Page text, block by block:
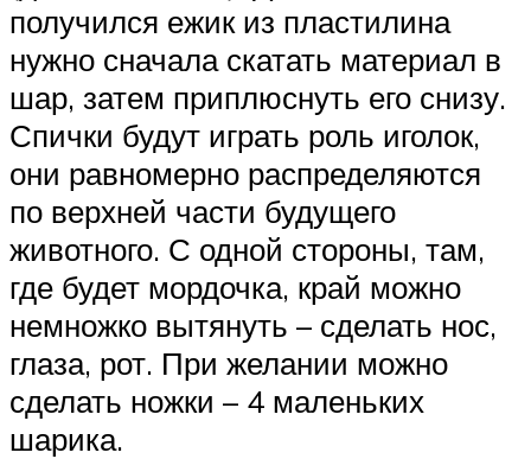
получился ежик из пластилина
нужно сначала скатать материал в
шар, затем приплюснуть его снизу.
Спички будут играть роль иголок,
они равномерно распределяются
по верхней части будущего
животного. С одной стороны, там,
где будет мордочка, край можно
немножко вытянуть – сделать нос,
глаза, рот. При желании можно
сделать ножки – 4 маленьких
шарика.